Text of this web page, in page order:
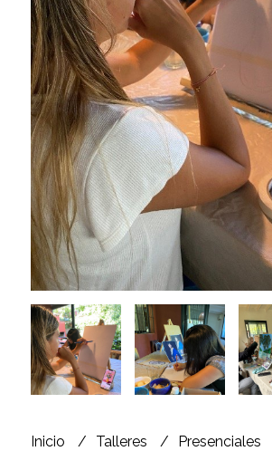
Inicio Talleres
Presenciales